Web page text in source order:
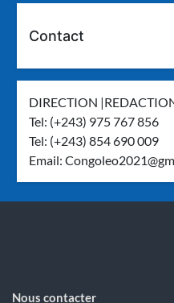
Contact
DIRECTION
Tel: (+243) 975 767 856
Tel: (+243) 854 690 009
Email:
Nous contacter